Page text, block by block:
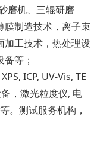
磨机、三辊研磨
膜制造技术，离子束
加工技术，热处理设
等；
ICP, UV-Vis, TE
，激光粒度仪, 电
。测试服务机构，